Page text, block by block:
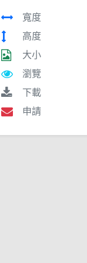
寬度
高度
大小
瀏覽
下載
申請